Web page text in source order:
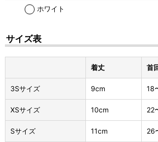
ホワイト
サイズ表
着丈 首
3Sサイズ 9cm 18
XSサイズ 10cm 22
Sサイズ 11cm 26